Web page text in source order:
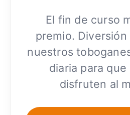
El fin de curso
premio.
nuestros
diaria para
disfruten al